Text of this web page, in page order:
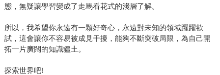
態，無疑讓學習變成了走馬看花式的淺層了解。
所以，我希望你永遠有一顆好奇心，永遠對未知的領域躍躍欲
試，這會讓你不容易被成見干擾，能夠不斷突破局限，為自己開
拓一片廣闊的知識疆土。
探索世界吧!